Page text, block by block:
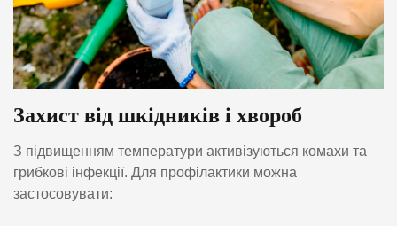
Захист від шкідників і хвороб
З підвищенням температури активізуються комахи та
грибкові інфекції. Для профілактики можна
застосовувати: